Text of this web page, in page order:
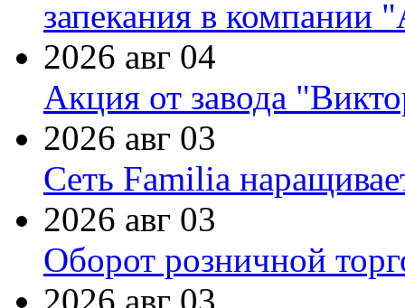
запекания в компании
2026 авг 04
Акция от завода
2026 авг 03
Сеть Familia
2026 авг 03
Оборот розничной
2026 авг 03